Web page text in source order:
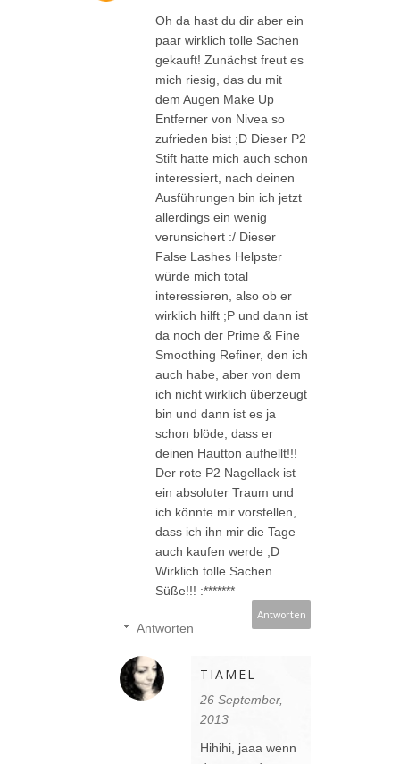
Oh da hast du dir aber ein
paar wirklich tolle Sachen
gekauft! Zunächst freut es
mich riesig, das du mit
dem Augen Make Up
Entferner von Nivea so
zufrieden bist ;D Dieser P2
Stift hatte mich auch schon
interessiert, nach deinen
Ausführungen bin ich jetzt
allerdings ein wenig
verunsichert :/ Dieser
False Lashes Helpster
würde mich total
interessieren, also ob er
wirklich hilft ;P und dann ist
da noch der Prime & Fine
Smoothing Refiner, den ich
auch habe, aber von dem
ich nicht wirklich überzeugt
bin und dann ist es ja
schon blöde, dass er
deinen Hautton aufhellt!!!
Der rote P2 Nagellack ist
ein absoluter Traum und
ich könnte mir vorstellen,
dass ich ihn mir die Tage
auch kaufen werde ;D
Wirklich tolle Sachen
Süße!!! :*******
Antworten
Antworten
TIAMEL
26 September,
2013
Hihihi, jaaa wenn